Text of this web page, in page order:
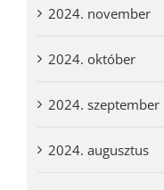
2024. november
2024. október
2024. szeptember
2024. augusztus